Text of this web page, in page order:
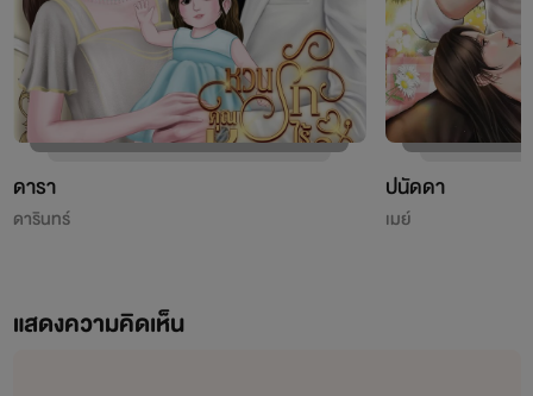
ดารา
ดารินทร์
ปนัดดา
เมย์
แสดงความคิดเห็น